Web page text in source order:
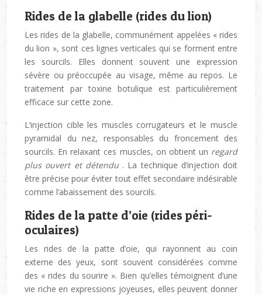
Rides de la glabelle (rides du lion)
Les rides de la glabelle, communément appelées « rides
du lion », sont ces lignes verticales qui se forment entre
les sourcils. Elles donnent souvent une expression
sévère ou préoccupée au visage, même au repos. Le
traitement par toxine botulique est particulièrement
efficace sur cette zone.
L’injection cible les muscles corrugateurs et le muscle
pyramidal du nez, responsables du froncement des
sourcils. En relaxant ces muscles, on obtient un regard
plus ouvert et détendu . La technique d’injection doit
être précise pour éviter tout effet secondaire indésirable
comme l’abaissement des sourcils.
Rides de la patte d’oie (rides péri-
oculaires)
Les rides de la patte d’oie, qui rayonnent au coin
externe des yeux, sont souvent considérées comme
des « rides du sourire ». Bien qu’elles témoignent d’une
vie riche en expressions joyeuses, elles peuvent donner